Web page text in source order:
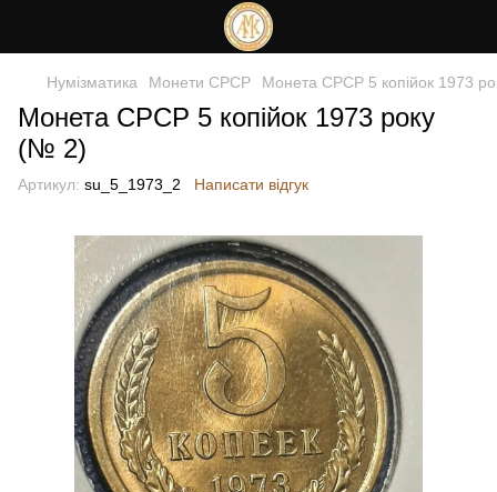
Нумізматика Монети СРСР Монета СРСР 5 копійок 1973
Монета СРСР 5 копійок 1973 року
(№ 2)
Артикул: su_5_1973_2 Написати відгук